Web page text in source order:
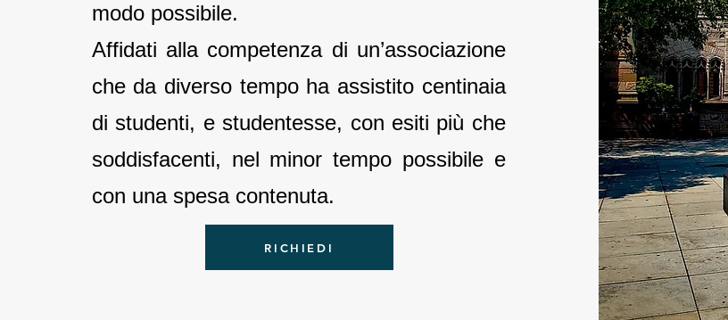
modo possibile.
Affidati alla competenza di un’associazione
che da diverso tempo ha assistito centinaia
di studenti, e studentesse, con esiti più che
soddisfacenti, nel minor tempo possibile e
con una spesa contenuta.
RICHIEDI